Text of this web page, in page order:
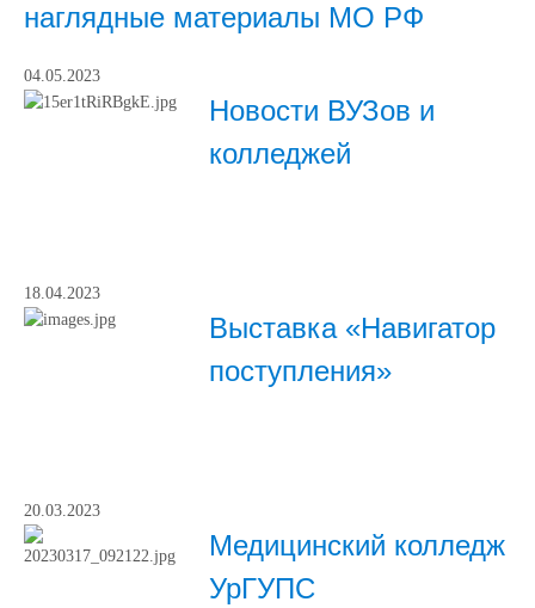
наглядные материалы МО РФ
04.05.2023
Новости ВУЗов и
колледжей
18.04.2023
Выставка «Навигатор
поступления»
20.03.2023
Медицинский колледж
УрГУПС